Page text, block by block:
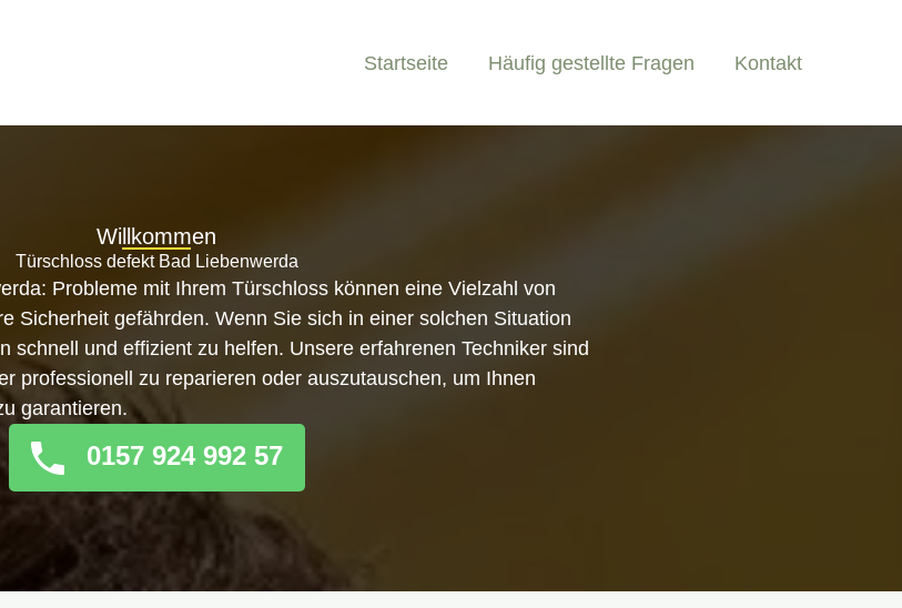
Startseite Häufig gestellte Fragen Kontakt
Willkommen
Türschloss defekt Bad Liebenwerda
Probleme mit Ihrem Türschloss können eine Vielzahl von
Sicherheit gefährden. Wenn Sie sich in einer solchen Situation
schnell und effizient zu helfen. Unsere erfahrenen Techniker sind
professionell zu reparieren oder auszutauschen, um Ihnen
garantieren.
0157 924 992 57